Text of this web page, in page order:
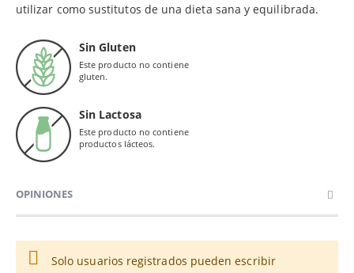
utilizar como sustitutos de una dieta sana y equilibrada.
Sin Gluten
Este producto no contiene
gluten.
Sin Lactosa
Este producto no contiene
productos lácteos.
OPINIONES
Solo usuarios registrados pueden escribir